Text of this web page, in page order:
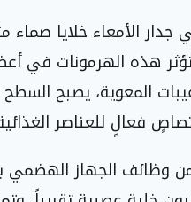
جدار الأمعاء خلايا
هذه الهرمونات
المعوية، يصبح
فعالٍ للعناصر
من وظائف الجهاز